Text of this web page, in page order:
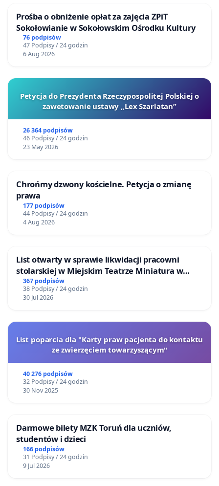
Prośba o obniżenie opłat za zajęcia ZPiT
Sokołowianie w Sokołowskim Ośrodku Kultury
76 podpisów
47 Podpisy / 24 godzin
6 Aug 2026
Petycja do Prezydenta Rzeczypospolitej Polskiej o
zawetowanie ustawy „Lex Szarlatan”
26 364 podpisów
46 Podpisy / 24 godzin
23 May 2026
Chrońmy dzwony kościelne. Petycja o zmianę
prawa
177 podpisów
44 Podpisy / 24 godzin
4 Aug 2026
List otwarty w sprawie likwidacji pracowni
stolarskiej w Miejskim Teatrze Miniatura w
Gdańsku
367 podpisów
38 Podpisy / 24 godzin
30 Jul 2026
List poparcia dla "Karty praw pacjenta do kontaktu
ze zwierzęciem towarzyszącym"
40 276 podpisów
32 Podpisy / 24 godzin
30 Nov 2025
Darmowe bilety MZK Toruń dla uczniów,
studentów i dzieci
166 podpisów
31 Podpisy / 24 godzin
9 Jul 2026